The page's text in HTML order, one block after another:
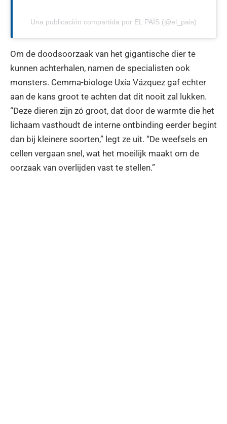
Una publicación compartida por EL PAÍS (@el_pais)
Om de doodsoorzaak van het gigantische dier te
kunnen achterhalen, namen de specialisten ook
monsters. Cemma-biologe Uxía Vázquez gaf echter
aan de kans groot te achten dat dit nooit zal lukken.
“Deze dieren zijn zó groot, dat door de warmte die het
lichaam vasthoudt de interne ontbinding eerder begint
dan bij kleinere soorten,” legt ze uit. “De weefsels en
cellen vergaan snel, wat het moeilijk maakt om de
oorzaak van overlijden vast te stellen.”